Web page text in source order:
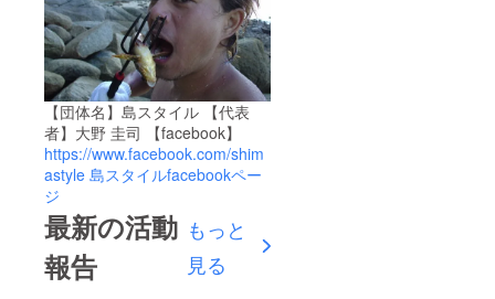
【団体名】島スタイル 【代表
者】大野 圭司 【facebook】
https://www.facebook.com/shim
astyle 島スタイルfacebookペー
ジ
最新の活動
報告
もっと
見る